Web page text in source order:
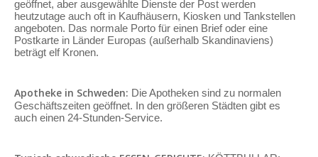
geöffnet, aber ausgewählte Dienste der Post werden
heutzutage auch oft in Kaufhäusern, Kiosken und Tankstellen
angeboten. Das normale Porto für einen Brief oder eine
Postkarte in Länder Europas (außerhalb Skandinaviens)
beträgt elf Kronen.
Apotheke in Schweden: Die Apotheken sind zu normalen
Geschäftszeiten geöffnet. In den größeren Städten gibt es
auch einen 24-Stunden-Service.